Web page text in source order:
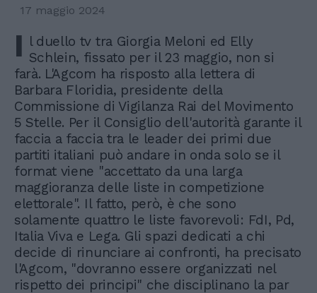
17 maggio 2024
I l duello tv tra Giorgia Meloni ed Elly
Schlein, fissato per il 23 maggio, non si
farà. L'Agcom ha risposto alla lettera di
Barbara Floridia, presidente della
Commissione di Vigilanza Rai del Movimento
5 Stelle. Per il Consiglio dell'autorità garante il
faccia a faccia tra le leader dei primi due
partiti italiani può andare in onda solo se il
format viene "accettato da una larga
maggioranza delle liste in competizione
elettorale". Il fatto, però, è che sono
solamente quattro le liste favorevoli: FdI, Pd,
Italia Viva e Lega. Gli spazi dedicati a chi
decide di rinunciare ai confronti, ha precisato
l'Agcom, "dovranno essere organizzati nel
rispetto dei principi" che disciplinano la par